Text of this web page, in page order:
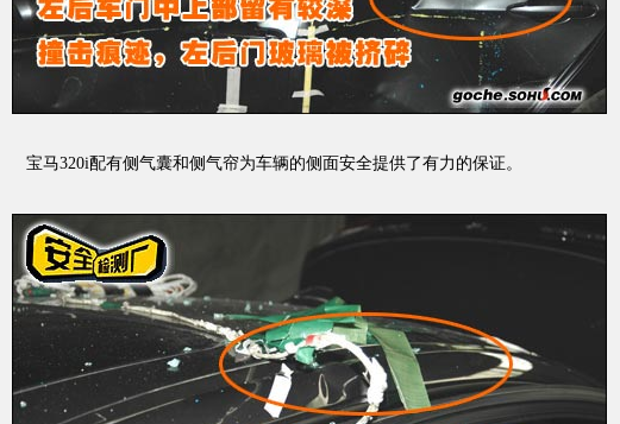
宝马320i配有侧气囊和侧气帘为车辆的侧面安全提供了有力的保证。